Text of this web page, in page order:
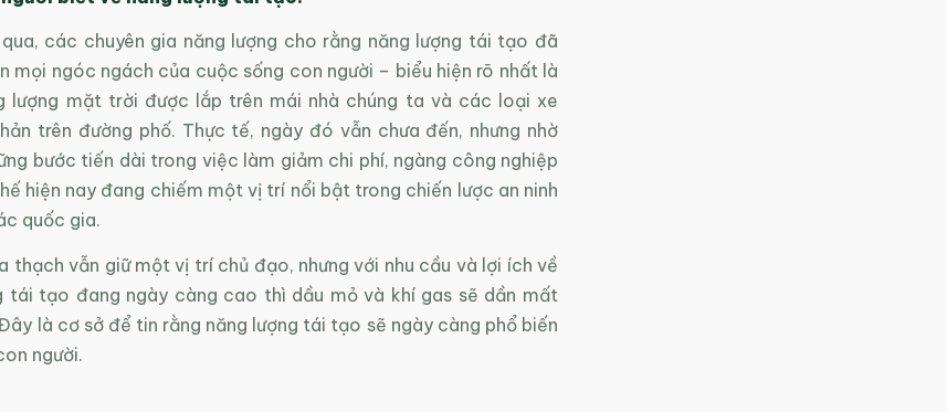
các chuyên gia năng lượng cho rằng năng lượng tái tạo đã
mọi ngóc ngách của cuộc sống con người – biểu hiện rõ nhất là
lượng mặt trời được lắp trên mái nhà chúng ta và các loại xe
trên đường phố. Thực tế, ngày đó vẫn chưa đến, nhưng nhờ
bước tiến dài trong việc làm giảm chi phí, ngàng công nghiệp
hiện nay đang chiếm một vị trí nổi bật trong chiến lược an ninh
quốc gia.
thạch vẫn giữ một vị trí chủ đạo, nhưng với nhu cầu và lợi ích về
tái tạo đang ngày càng cao thì dầu mỏ và khí gas sẽ dần mất
là cơ sở để tin rằng năng lượng tái tạo sẽ ngày càng phổ biến
người.